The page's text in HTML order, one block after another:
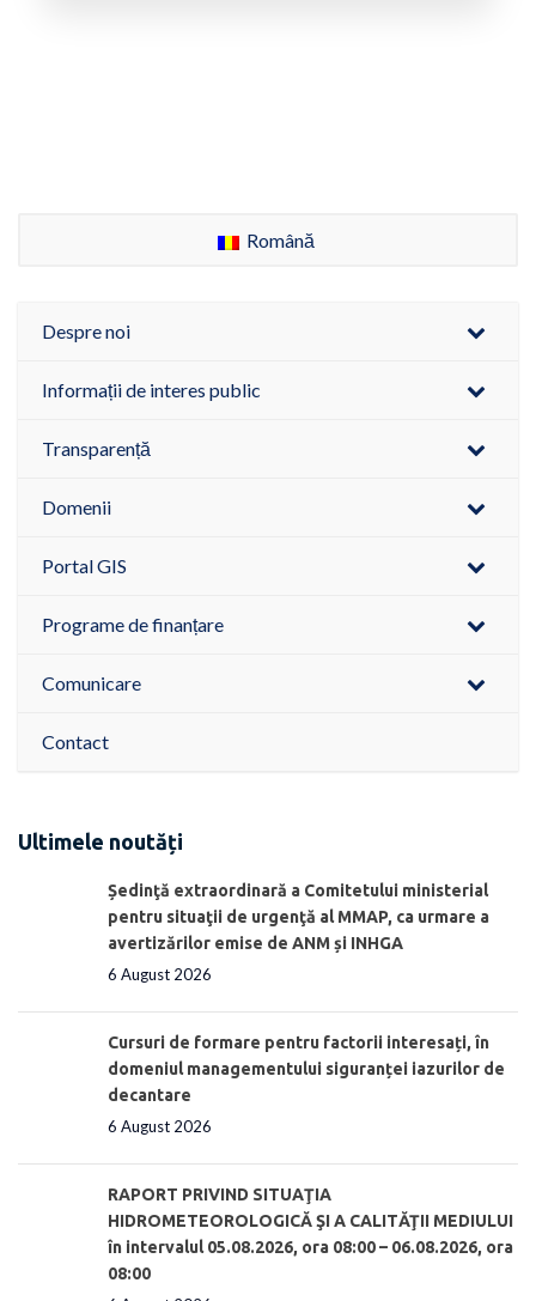
Română
Despre noi
Informații de interes public
Transparență
Domenii
Portal GIS
Programe de finanțare
Comunicare
Contact
Ultimele noutăți
Ședinţă extraordinară a Comitetului ministerial
pentru situaţii de urgenţă al MMAP, ca urmare a
avertizărilor emise de ANM și INHGA
6 August 2026
Cursuri de formare pentru factorii interesați, în
domeniul managementului siguranței iazurilor de
decantare
6 August 2026
RAPORT PRIVIND SITUAŢIA
HIDROMETEOROLOGICĂ ŞI A CALITĂŢII MEDIULUI
în intervalul 05.08.2026, ora 08:00 – 06.08.2026, ora
08:00